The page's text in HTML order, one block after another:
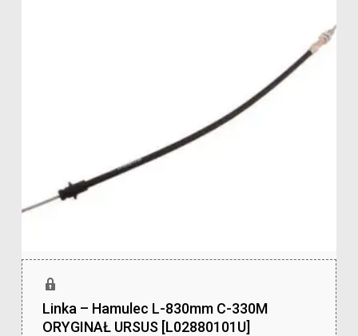
Linka – Hamulec L-830mm C-330M
ORYGINAŁ URSUS [L02880101U]